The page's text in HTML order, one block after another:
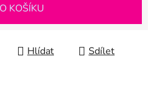
KOŠÍKU
Hlídat Sdílet